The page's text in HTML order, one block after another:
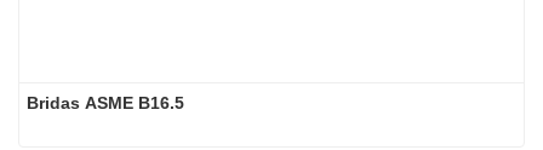
Bridas ASME B16.5